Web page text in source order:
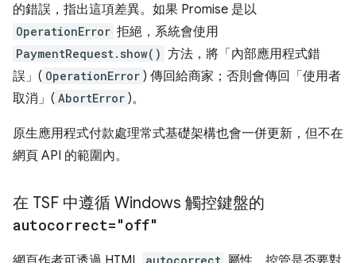
的錯誤，指出這項差異。如果 Promise 是以
OperationError 拒絕，系統會使用
PaymentRequest.show() 方法，將「內部應用程式錯
誤」( OperationError ) 傳回給商家；否則會傳回「使用者
取消」( AbortError )。
原生應用程式付款處理常式基礎架構也會一併更新，但不在
網頁 API 的範圍內。
在 TSF 中遵循 Windows 觸控鍵盤的
autocorrect="off"